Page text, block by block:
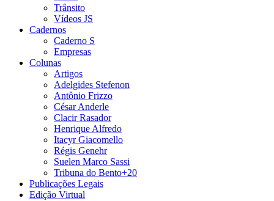
Trânsito
Vídeos JS
Cadernos
Caderno S
Empresas
Colunas
Artigos
Adelgides Stefenon
Antônio Frizzo
César Anderle
Clacir Rasador
Henrique Alfredo
Itacyr Giacomello
Régis Genehr
Suelen Marco Sassi
Tribuna do Bento+20
Publicações Legais
Edição Virtual